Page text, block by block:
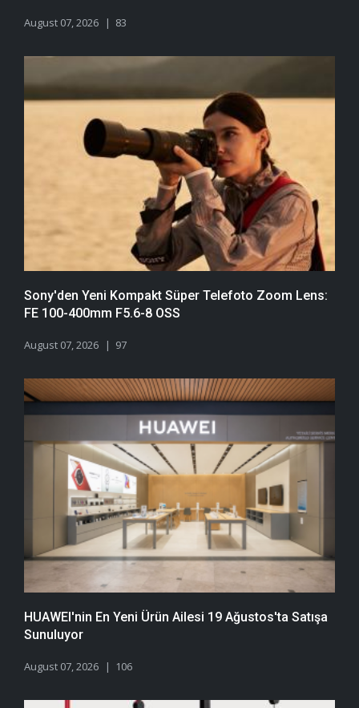
August 07, 2026 83
Sony'den Yeni Kompakt Süper Telefoto Zoom Lens:
FE 100-400mm F5.6-8 OSS
August 07, 2026 97
HUAWEI'nin En Yeni Ürün Ailesi 19 Ağustos'ta Satışa
Sunuluyor
August 07, 2026 106